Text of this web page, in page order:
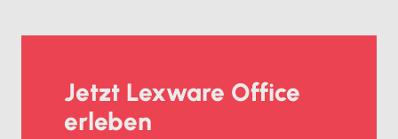
Jetzt Lexware Office
erleben